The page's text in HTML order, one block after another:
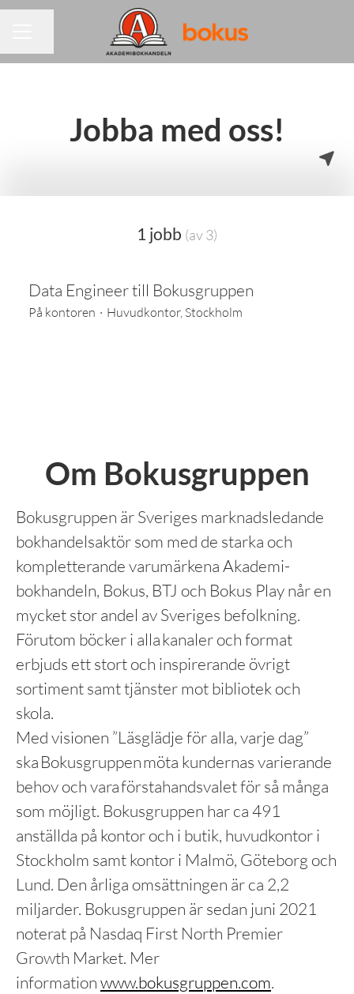
Jobba med oss!
1 jobb (av 3)
Data Engineer till Bokusgruppen
På kontoren · Huvudkontor, Stockholm
Om Bokusgruppen
Bokusgruppen är Sveriges marknadsledande
bokhandelsaktör som med de starka och
kompletterande varumärkena Akademi­
bokhandeln, Bokus, BTJ och Bokus Play når en
mycket stor andel av Sveriges befolkning.
Förutom böcker i alla kanaler och format
erbjuds ett stort och inspirerande övrigt
sortiment samt tjänster mot bibliotek och
skola.
Med visionen ”Läsglädje för alla, varje dag”
ska Bokusgruppen möta kundernas varierande
behov och vara förstahandsvalet för så många
som möjligt. Bokusgruppen har ca 491
anställda på kontor och i butik, huvudkontor i
Stockholm samt kontor i Malmö, Göteborg och
Lund. Den årliga omsättningen är ca 2,2
miljarder. Bokusgruppen är sedan juni 2021
noterat på Nasdaq First North Premier
Growth Market. Mer
informationwww.bokusgruppen.com.